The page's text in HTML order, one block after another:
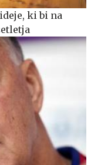
ki bi na